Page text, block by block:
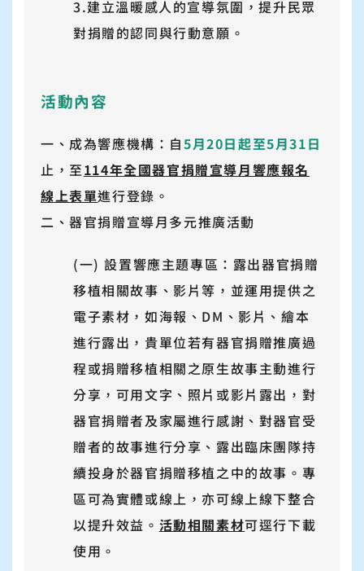
3.建立溫暖感人的宣導氛圍，提升民眾
對捐贈的認同與行動意願。
活動內容
一、成為響應機構：自5月20日起至5月31日
止，至114年全國器官捐贈宣導月響應報名
線上表單進行登錄。
二、器官捐贈宣導月多元推廣活動
(一) 設置響應主題專區：露出器官捐贈
移植相關故事、影片等，並運用提供之
電子素材，如海報、DM、影片、繪本
進行露出，貴單位若有器官捐贈推廣過
程或捐贈移植相關之原生故事主動進行
分享，可用文字、照片或影片露出，對
器官捐贈者及家屬進行感謝、對器官受
贈者的故事進行分享、露出臨床團隊持
續投身於器官捐贈移植之中的故事。專
區可為實體或線上，亦可線上線下整合
以提升效益。 活動相關素材可逕行下載
使用。